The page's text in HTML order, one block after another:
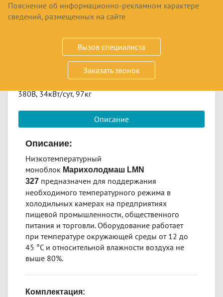
Пояснение об информационно-рекламном характере
сведений, размещенных на сайте
Вызов специалиста
Заказать звонок
Срок заказапо запросу
Размер 851х1060х960, охл. объём 17-27 м3, -15..-25,
380В, 34кВт/сут, 97кг
Описание
Описание:
Низкотемпературный
моноблок Марихолодмаш LMN
327 предназначен для поддержания
необходимого температурного режима в
холодильных камерах на предприятиях
пищевой промышленности, общественного
питания и торговли. Оборудование работает
при температуре окружающей среды от 12 до
45 °С и относительной влажности воздуха не
выше 80%.
Комплектация: